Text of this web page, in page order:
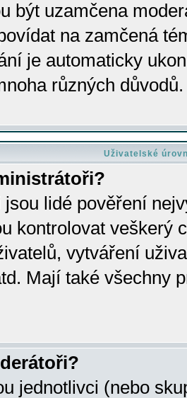
být uzamčena
na zamčená
je automaticky
různých důvodů.
Uživatelské
lidé pověření
kontrolovat veškerý
vytváření
Mají také všechny
jednotlivci (nebo